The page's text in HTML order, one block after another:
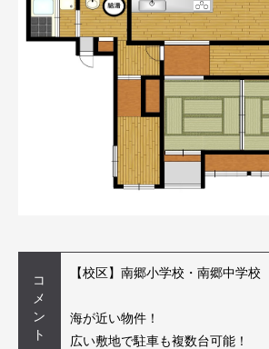
コ
メ
ン
ト
【校区】南郷小学校・南郷中学校
海が近い物件！
広い敷地で駐車も複数台可能！